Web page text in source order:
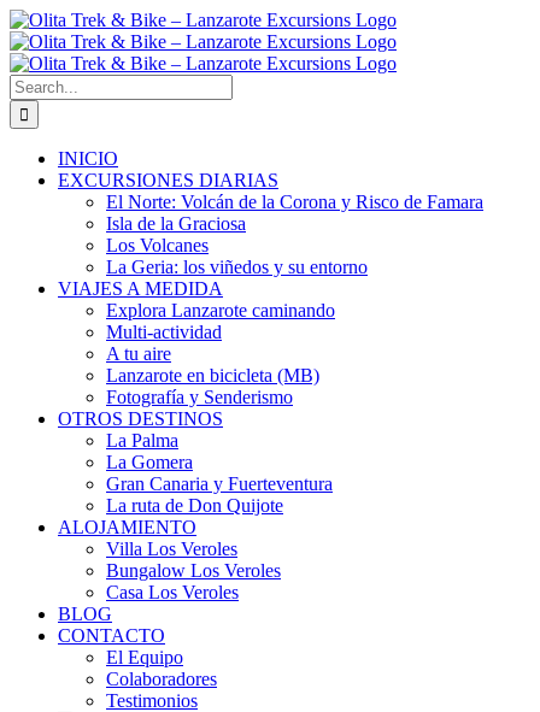
Skip
to
content
Search
for:
INICIO
EXCURSIONES DIARIAS
El Norte: Volcán de la Corona y Risco de Famara
Isla de la Graciosa
Los Volcanes
La Geria: los viñedos y su entorno
VIAJES A MEDIDA
Explora Lanzarote caminando
Multi-actividad
A tu aire
Lanzarote en bicicleta (MB)
Fotografía y Senderismo
OTROS DESTINOS
La Palma
La Gomera
Gran Canaria y Fuerteventura
La ruta de Don Quijote
ALOJAMIENTO
Villa Los Veroles
Bungalow Los Veroles
Casa Los Veroles
BLOG
CONTACTO
El Equipo
Colaboradores
Testimonios